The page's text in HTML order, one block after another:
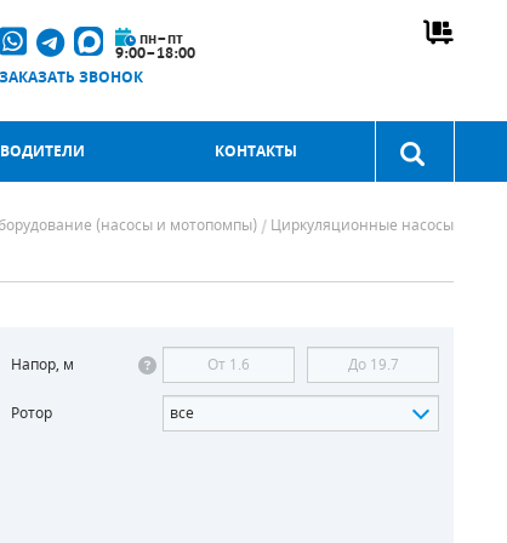
пн–пт
9:00–18:00
ЗАКАЗАТЬ ЗВОНОК
КОНТАКТЫ
(насосы и мотопомпы) Циркуляционные насосы
Напор, м
Ротор все